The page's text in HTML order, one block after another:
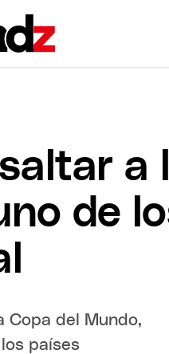
a
de
Copa del Mundo,
países